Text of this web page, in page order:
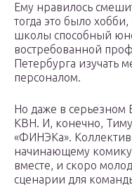
Ему нравилось
тогда это было
школы способный
востребованной
Петербурга изучать
персоналом.
Но даже в серьезном
КВН. И, конечно,
«ФИНЭКа».
начинающему
вместе, и скоро
сценарии для